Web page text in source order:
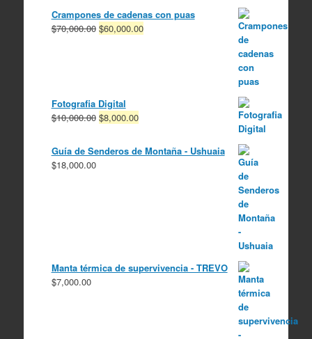
Crampones de cadenas con puas
$70,000.00 El
$60,000.00El
Fotografia Digital
$10,000.00 El
era:
$8,000.00El
es:
Guía de Senderos de Montaña - Ushuaia
$18,000.00
Manta térmica de supervivencia - TREVO
$7,000.00